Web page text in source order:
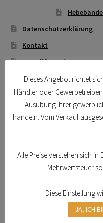
Anschlagpuffer
Hebetechnik
Rundschlingen
Schläuche und
Datenschutzerklärung
Kontakt
Bestellformular
Über Uns
Imagefilm
Impressum
Dieses Angebot richtet
Händler oder
Ausübung ihrer
handeln. Vom Verkauf
Alle Preise verstehen sich
Mehrwertsteuer
Diese Einstellung
JA, ICH